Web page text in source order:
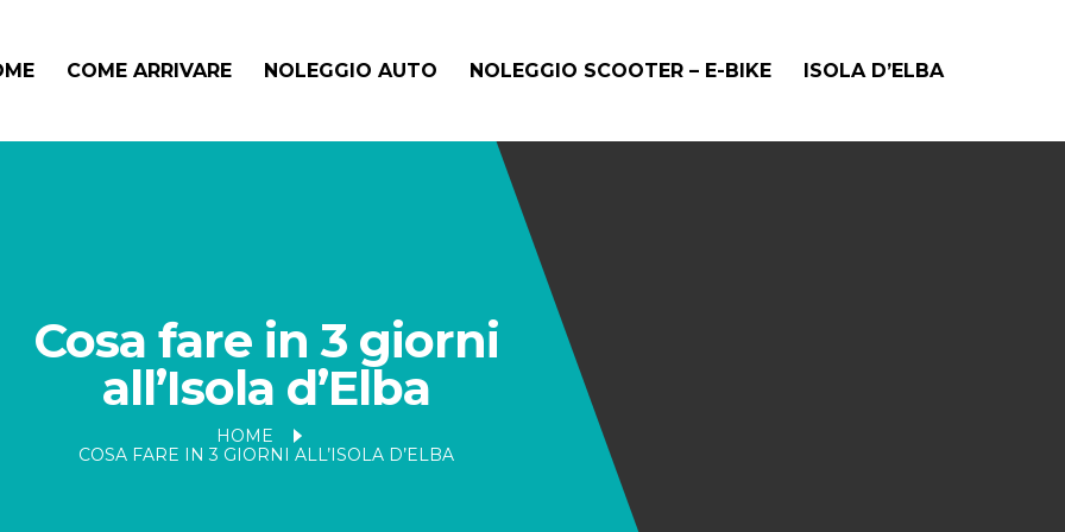
COME ARRIVARE NOLEGGIO AUTO NOLEGGIO SCOOTER – E-BIKE ISOLA D’ELBA
Cosa fare in 3 giorni
all’Isola d’Elba
HOME
COSA FARE IN 3 GIORNI ALL’ISOLA D’ELBA